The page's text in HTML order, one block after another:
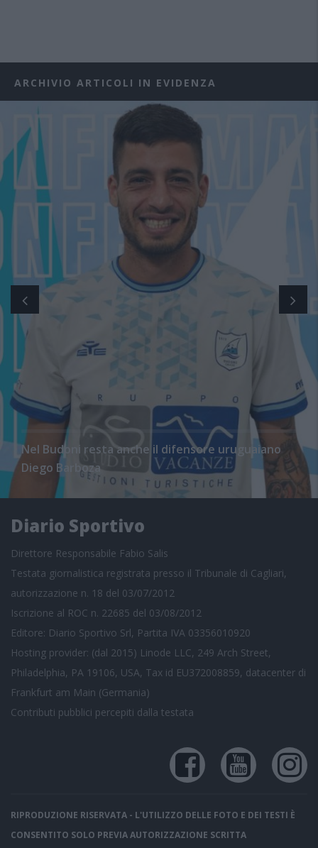
ARCHIVIO ARTICOLI IN EVIDENZA
Nel Budoni resta anche il difensore uruguaiano
Diego Barboza
Diario Sportivo
Direttore Responsabile Fabio Salis
Testata giornalistica registrata presso il Tribunale di Cagliari,
autorizzazione n. 18 del 03/07/2012
Iscrizione al ROC n. 22685 del 03/08/2012
Editore: Diario Sportivo Srl, Partita IVA 03356010920
Hosting provider: (dal 2015) Linode LLC, 249 Arch Street,
Philadelphia, PA 19106, USA, Tax id EU372008859, datacenter di
Frankfurt am Main (Germania)
Contributi pubblici percepiti dalla testata
RIPRODUZIONE RISERVATA - L'UTILIZZO DELLE FOTO E DEI TESTI È
CONSENTITO SOLO PREVIA AUTORIZZAZIONE SCRITTA